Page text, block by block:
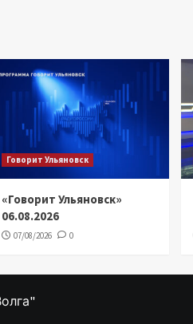
Говорит Ульяновск
«Говорит Ульяновск»
06.08.2026
07/08/2026 0